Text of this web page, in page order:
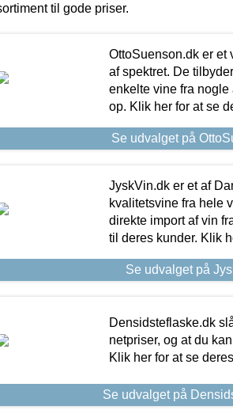
til gode priser.
OttoSuenson.dk er et
af spektret. De
enkelte vine fra nogle
op. Klik her for at se
Se udvalget på
JyskVin.dk er et af
kvalitetsvine fra hele
direkte import af vin
til deres kunder. Klik
Se udvalget på
Densidsteflaske.dk
netpriser, og at du
Klik her for at se
Se udvalget på